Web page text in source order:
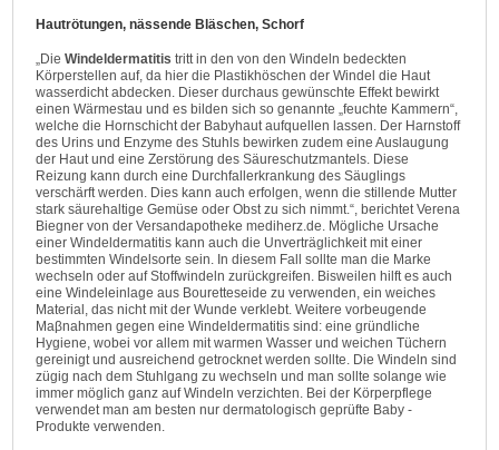
Hautrötungen, nässende Bläschen, Schorf
„DieWindeldermatitis tritt in den von den Windeln bedeckten
Körperstellen auf, da hier die Plastikhöschen der Windel die Haut
wasserdicht abdecken. Dieser durchaus gewünschte Effekt bewirkt
einen Wärmestau und es bilden sich so genannte „feuchte Kammern“,
welche die Hornschicht der Babyhaut aufquellen lassen. Der Harnstoff
des Urins und Enzyme des Stuhls bewirken zudem eine Auslaugung
der Haut und eine Zerstörung des Säureschutzmantels. Diese
Reizung kann durch eine Durchfallerkrankung des Säuglings
verschärft werden. Dies kann auch erfolgen, wenn die stillende Mutter
stark säurehaltige Gemüse oder Obst zu sich nimmt.“, berichtet Verena
Biegner von der Versandapotheke mediherz.de. Mögliche Ursache
einer Windeldermatitis kann auch die Unverträglichkeit mit einer
bestimmten Windelsorte sein. In diesem Fall sollte man die Marke
wechseln oder auf Stoffwindeln zurückgreifen. Bisweilen hilft es auch
eine Windeleinlage aus Bouretteseide zu verwenden, ein weiches
Material, das nicht mit der Wunde verklebt. Weitere vorbeugende
Maβnahmen gegen eine Windeldermatitis sind: eine gründliche
Hygiene, wobei vor allem mit warmen Wasser und weichen Tüchern
gereinigt und ausreichend getrocknet werden sollte. Die Windeln sind
zügig nach dem Stuhlgang zu wechseln und man sollte solange wie
immer möglich ganz auf Windeln verzichten. Bei der Körperpflege
verwendet man am besten nur dermatologisch geprüfte Baby -
Produkte verwenden.